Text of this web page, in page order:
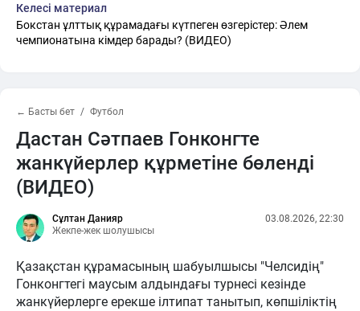
Келесі материал
Бокстан ұлттық құрамадағы күтпеген өзгерістер: Әлем
чемпионатына кімдер барады? (ВИДЕО)
← Басты бет Футбол
Дастан Сәтпаев Гонконгте
жанкүйерлер құрметіне бөленді
(ВИДЕО)
Сұлтан Данияр
Жекпе-жек шолушысы
03.08.2026, 22:30
Қазақстан құрамасының шабуылшысы "Челсидің"
Гонконгтегі маусым алдындағы турнесі кезінде
жанкүйерлерге ерекше ілтипат танытып, көпшіліктің